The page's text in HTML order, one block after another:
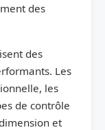
des
des
Les
les
de contrôle
et